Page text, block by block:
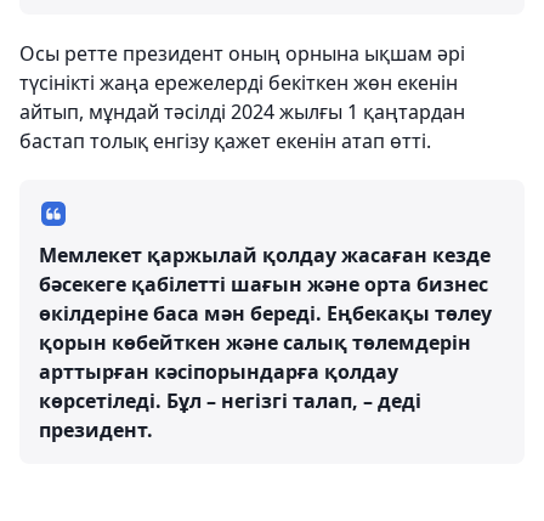
Осы ретте президент оның орнына ықшам әрі
түсінікті жаңа ережелерді бекіткен жөн екенін
айтып, мұндай тәсілді 2024 жылғы 1 қаңтардан
бастап толық енгізу қажет екенін атап өтті.
Мемлекет қаржылай қолдау жасаған кезде
бәсекеге қабілетті шағын және орта бизнес
өкілдеріне баса мән береді. Еңбекақы төлеу
қорын көбейткен және салық төлемдерін
арттырған кәсіпорындарға қолдау
көрсетіледі. Бұл – негізгі талап, – деді
президент.